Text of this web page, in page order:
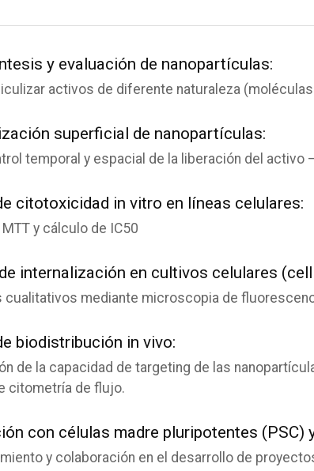
y evaluación de nanopartículas:
activos de diferente naturaleza
superficial de nanopartículas:
temporal y espacial de la liberación del activo
citotoxicidad in vitro en líneas celulares:
MTT y cálculo de IC50
internalización en cultivos celulares
cualitativos mediante microscopia de
biodistribución in vivo:
de la capacidad de targeting de las
citometría de flujo.
con células madre pluripotentes (PSC)
y colaboración en el desarrollo de